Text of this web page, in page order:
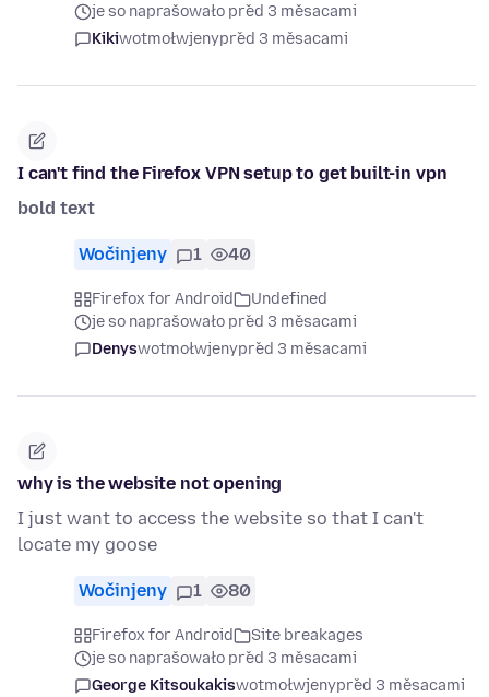
je so naprašowało před 3 měsacami
Kikiwotmołwjenypřed 3 měsacami
I can't find the Firefox VPN setup to get built-in vpn
bold text
Wočinjeny 1 40
Firefox for Android
Undefined
je so naprašowało před 3 měsacami
Denyswotmołwjenypřed 3 měsacami
why is the website not opening
I just want to access the website so that I can't
locate my goose
Wočinjeny 1 80
Firefox for Android
Site breakages
je so naprašowało před 3 měsacami
George Kitsoukakiswotmołwjenypřed 3 měsacami